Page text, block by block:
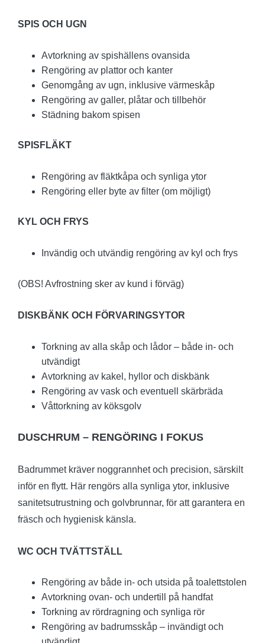
SPIS OCH UGN
Avtorkning av spishällens ovansida
Rengöring av plattor och kanter
Genomgång av ugn, inklusive värmeskåp
Rengöring av galler, plåtar och tillbehör
Städning bakom spisen
SPISFLÄKT
Rengöring av fläktkåpa och synliga ytor
Rengöring eller byte av filter (om möjligt)
KYL OCH FRYS
Invändig och utvändig rengöring av kyl och frys
(OBS! Avfrostning sker av kund i förväg)
DISKBÄNK OCH FÖRVARINGSYTOR
Torkning av alla skåp och lådor – både in- och
utvändigt
Avtorkning av kakel, hyllor och diskbänk
Rengöring av vask och eventuell skärbräda
Våttorkning av köksgolv
DUSCHRUM – RENGÖRING I FOKUS
Badrummet kräver noggrannhet och precision, särskilt
inför en flytt. Här rengörs alla synliga ytor, inklusive
sanitetsutrustning och golvbrunnar, för att garantera en
fräsch och hygienisk känsla.
WC OCH TVÄTTSTÄLL
Rengöring av både in- och utsida på toalettstolen
Avtorkning ovan- och undertill på handfat
Torkning av rördragning och synliga rör
Rengöring av badrumsskåp – invändigt och